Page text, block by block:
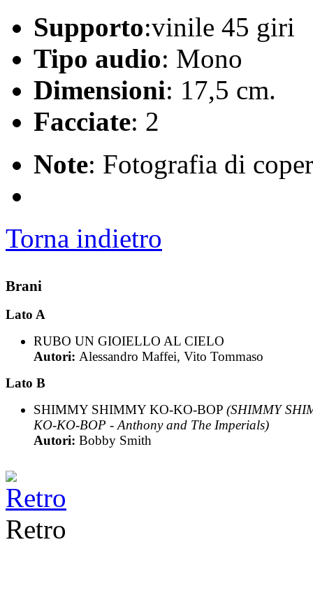
Supporto:vinile 45 giri
Tipo audio: Mono
Dimensioni: 17,5 cm.
Facciate: 2
Note: Fotografia di
Torna indietro
Brani
Lato A
RUBO UN GIOIELLO AL CIELO
Autori: Alessandro Maffei, Vito Tommaso
Lato B
SHIMMY SHIMMY KO-KO-BOP (SHIMMY
KO-KO-BOP - Anthony and The Imperials)
Autori: Bobby Smith
Retro